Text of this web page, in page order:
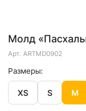
Молд
Арт. ARTMD0902
Размеры:
XS S M